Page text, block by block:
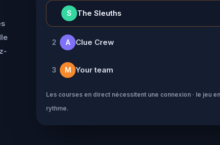
S The Sleuths
2 A Clue Crew
3 M Your team
Les courses en direct nécessitent une connexion · le jeu
rythme.